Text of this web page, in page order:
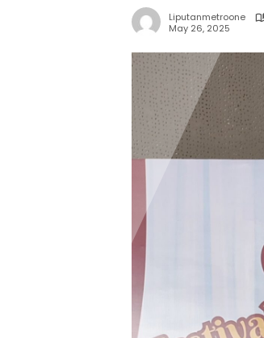
Liputanmetroone
May 26, 2025